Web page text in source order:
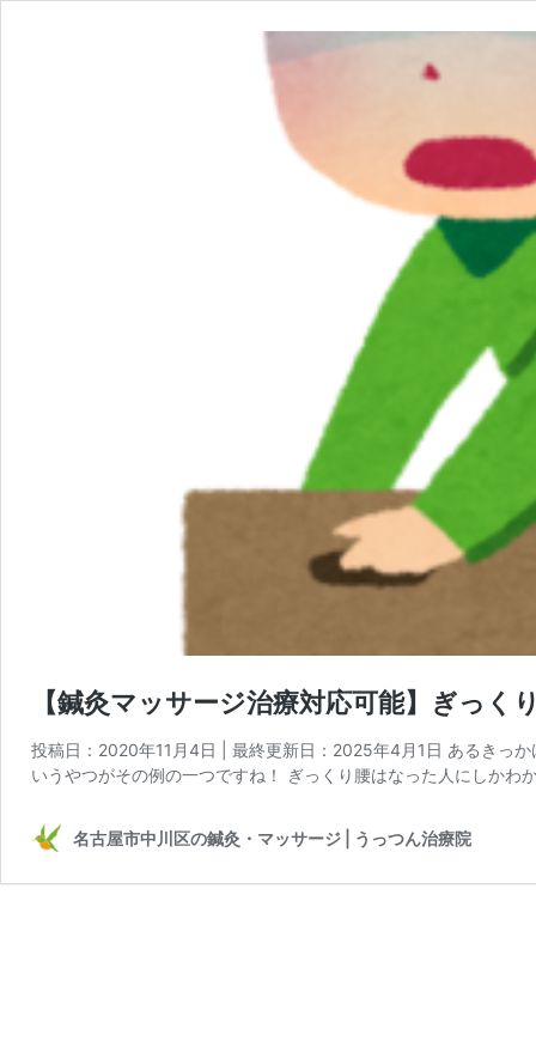
【鍼灸マッサージ治療対応可能】ぎっ
投稿日：2020年11月4日 | 最終更新日：2025年4月1日 あるきっ
いうやつがその例の一つですね！ ぎっくり腰はなった人にしかわ
名古屋市中川区の鍼灸・マッサージ | うっつん治療院